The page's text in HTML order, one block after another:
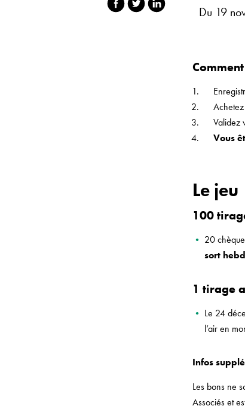
Du 19
Achetez
Validez
Vous
Le jeu
100
20
sort
1 tirage
Le 24
l’air en
Infos
Les bons ne
Associés et